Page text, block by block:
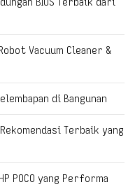
Vacuum Cleaner &
di Bangunan
Terbaik yang
POCO yang Performa